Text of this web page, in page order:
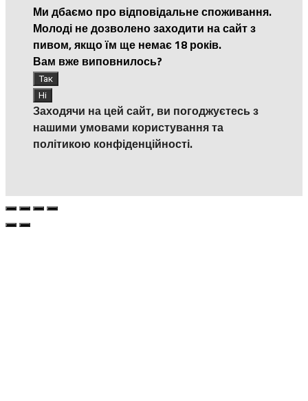
Ми дбаємо про відповідальне споживання.
Молоді не дозволено заходити на сайт з
пивом, якщо їм ще немає 18 років.
Вам вже виповнилось?
Заходячи на цей сайт, ви погоджуєтесь з
нашими умовами користування та
політикою конфіденційності.